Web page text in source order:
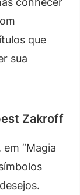
que
sua
Zakroff
“Magia